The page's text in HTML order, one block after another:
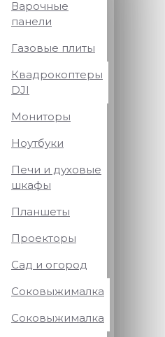
Варочные
панели
Газовые плиты
Квадрокоптеры
DJI
Мониторы
Ноутбуки
Печи и духовые
шкафы
Планшеты
Проекторы
Сад и огород
Соковыжималка
Соковыжималка